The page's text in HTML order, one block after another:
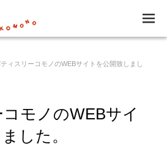
EN
ィスリーコモノのWEBサイトを公開致しまし
モノのWEBサイ
した。